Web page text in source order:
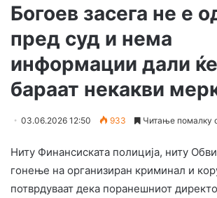
Богоев засега не е
пред суд и нема
информации дали
бараат некакви
03.06.2026 12:50 933 Читање помалку
Ниту Финансиската полиција, ниту
гонење на организиран криминал и
потврдуваат дека поранешниот